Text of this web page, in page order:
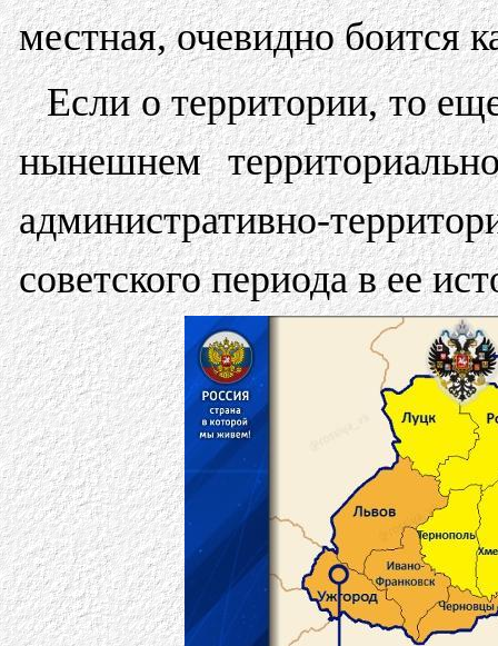
местная, очевидно боится
Если о территории, то
нынешнем
административно-
советского периода в ее